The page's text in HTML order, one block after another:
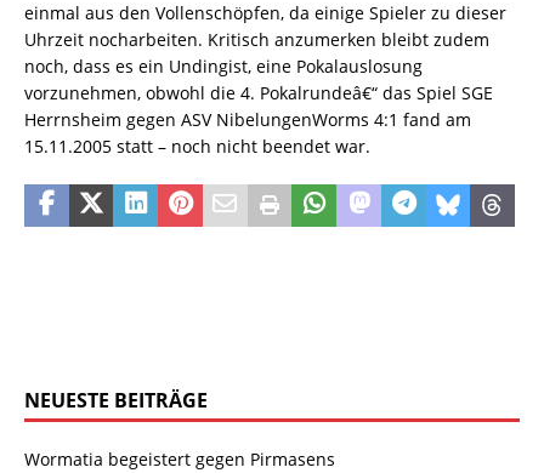
einmal aus den Vollenschöpfen, da einige Spieler zu dieser
Uhrzeit nocharbeiten. Kritisch anzumerken bleibt zudem
noch, dass es ein Undingist, eine Pokalauslosung
vorzunehmen, obwohl die 4. Pokalrundeâ€“ das Spiel SGE
Herrnsheim gegen ASV NibelungenWorms 4:1 fand am
15.11.2005 statt – noch nicht beendet war.
NEUESTE BEITRÄGE
Wormatia begeistert gegen Pirmasens